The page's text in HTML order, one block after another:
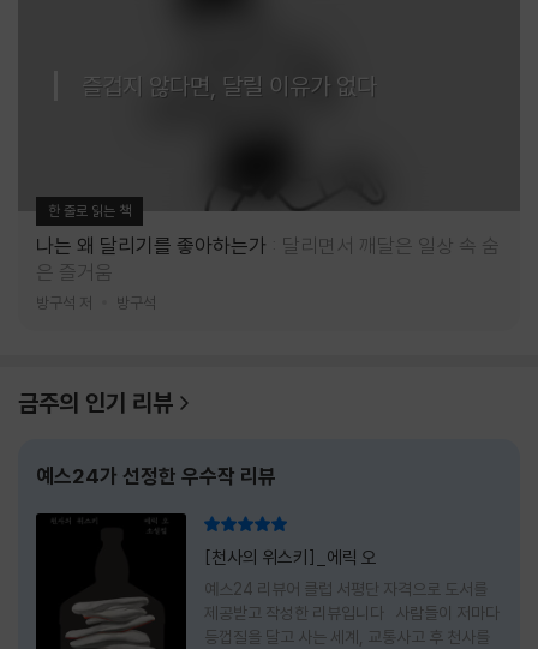
즐겁지 않다면, 달릴 이유가 없다
한 줄로 읽는 책
나는 왜 달리기를 좋아하는가
달리면서 깨달은 일상 속 숨
은 즐거움
방구석 저 방구석
금주의 인기 리뷰
예스24가 선정한 우수작 리뷰
[천사의 위스키]_에릭 오
예스24 리뷰어 클럽 서평단 자격으로 도서를
제공받고 작성한 리뷰입니다 사람들이 저마다
등껍질을 달고 사는 세계, 교통사고 후 천사를